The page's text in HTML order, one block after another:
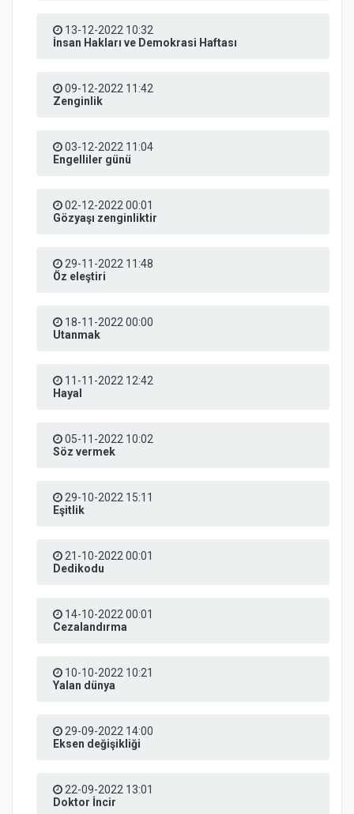
13-12-2022 10:32
İnsan Hakları ve Demokrasi Haftası
09-12-2022 11:42
Zenginlik
03-12-2022 11:04
Engelliler günü
02-12-2022 00:01
Gözyaşı zenginliktir
29-11-2022 11:48
Öz eleştiri
18-11-2022 00:00
Utanmak
11-11-2022 12:42
Hayal
05-11-2022 10:02
Söz vermek
29-10-2022 15:11
Eşitlik
21-10-2022 00:01
Dedikodu
14-10-2022 00:01
Cezalandırma
10-10-2022 10:21
Yalan dünya
29-09-2022 14:00
Eksen değişikliği
22-09-2022 13:01
Doktor İncir